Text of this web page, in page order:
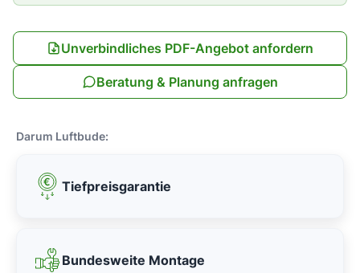
Unverbindliches PDF-Angebot anfordern
Beratung & Planung anfragen
Darum Luftbude:
Tiefpreisgarantie
Bundesweite Montage